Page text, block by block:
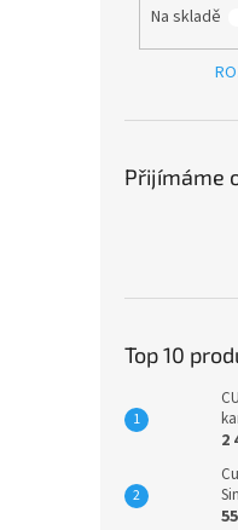
Na skladě
Přijímáme
Top 10
2